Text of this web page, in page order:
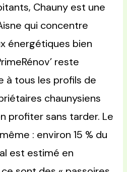
Chauny est une
qui concentre
énergétiques bien
reste
à tous les profils de
chaunysiens
profiter sans tarder. Le
: environ 15 % du
est estimé en